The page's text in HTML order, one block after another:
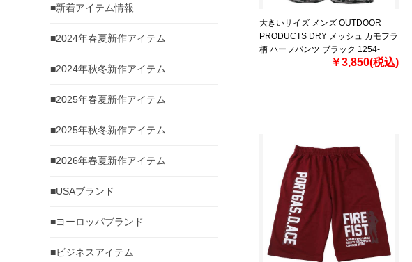
■新着アイテム情報
■2024年春夏新作アイテム
■2024年秋冬新作アイテム
■2025年春夏新作アイテム
■2025年秋冬新作アイテム
■2026年春夏新作アイテム
■USAブランド
■ヨーロッパブランド
■ビジネスアイテム
大きいサイズ メンズ OUTDOOR
PRODUCTS DRY メッシュ カモフラ
柄 ハーフパンツ ブラック 1254-
1266-2 3L 4L 5L 6L 8L￥3,850(税込)